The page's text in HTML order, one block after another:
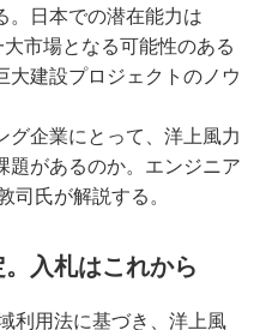
。日本での潜在能力は
市場となる可能性のある
大建設プロジェクトのノウ
グ企業にとって、洋上風力
題があるのか。エンジニア
司氏が解説する。
入札はこれから
利用法に基づき、洋上風